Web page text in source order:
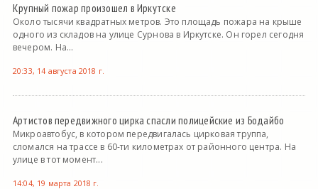
Крупный пожар произошел в Иркутске
Около тысячи квадратных метров. Это площадь пожара на крыше
одного из складов на улице Сурнова в Иркутске. Он горел сегодня
вечером. На...
20:33, 14 августа 2018 г.
Артистов передвижного цирка спасли полицейские из Бодайбо
Микроавтобус, в котором передвигалась цирковая труппа,
сломался на трассе в 60-ти километрах от районного центра. На
улице в тот момент...
14:04, 19 марта 2018 г.